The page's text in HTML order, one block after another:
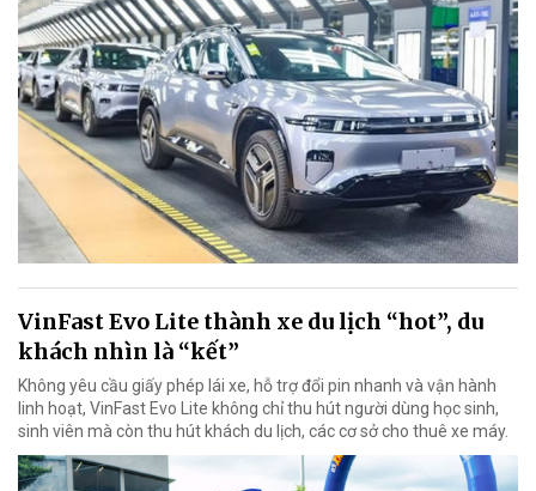
VinFast Evo Lite thành xe du lịch “hot”, du
khách nhìn là “kết”
Không yêu cầu giấy phép lái xe, hỗ trợ đổi pin nhanh và vận hành
linh hoạt, VinFast Evo Lite không chỉ thu hút người dùng học sinh,
sinh viên mà còn thu hút khách du lịch, các cơ sở cho thuê xe máy.